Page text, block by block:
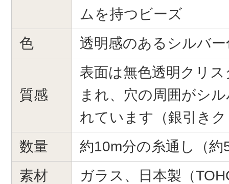
ムを持つビーズ
色
透明感のあるシルバー
質感
表面は無色透明クリ
まれ、穴の周囲がシ
れています（銀引き
数量
約10m分の糸通し（約
素材
ガラス、日本製（